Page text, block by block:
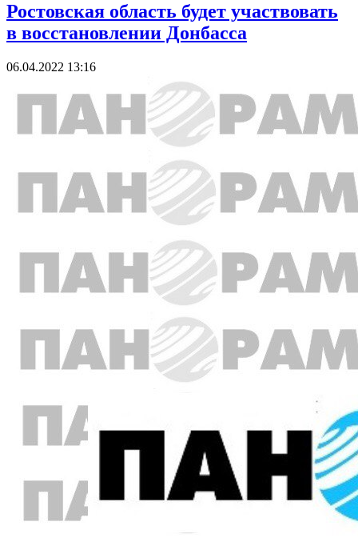
Ростовская область будет участвовать
в восстановлении Донбасса
06.04.2022 13:16